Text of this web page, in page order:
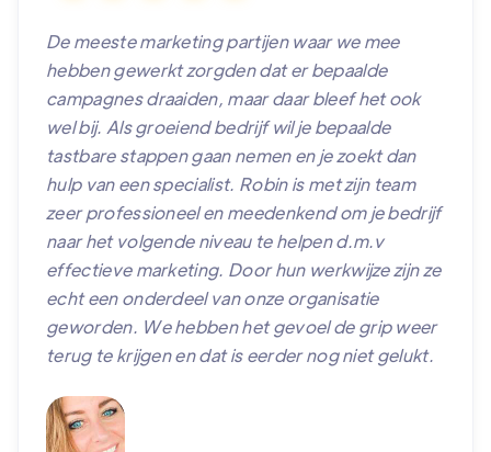
De meeste marketing partijen waar we mee
hebben gewerkt zorgden dat er bepaalde
campagnes draaiden, maar daar bleef het ook
wel bij. Als groeiend bedrijf wil je bepaalde
tastbare stappen gaan nemen en je zoekt dan
hulp van een specialist. Robin is met zijn team
zeer professioneel en meedenkend om je bedrijf
naar het volgende niveau te helpen d.m.v
effectieve marketing. Door hun werkwijze zijn ze
echt een onderdeel van onze organisatie
geworden. We hebben het gevoel de grip weer
terug te krijgen en dat is eerder nog niet gelukt.